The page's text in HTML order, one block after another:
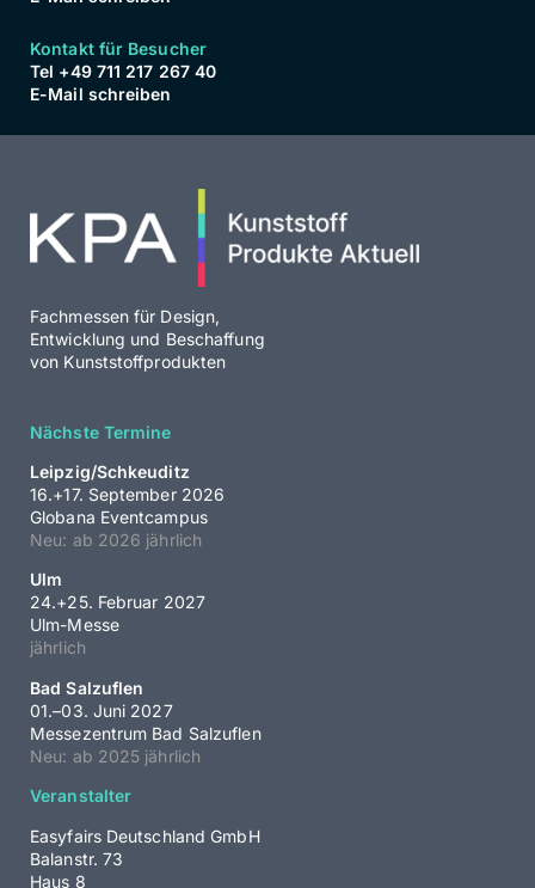
Kontakt für Besucher
Tel +49 711 217 267 40
E-Mail schreiben
Fachmessen für Design,
Entwicklung und Beschaffung
von Kunststoffprodukten
Nächste Termine
Leipzig/Schkeuditz
16.+17. September 2026
Globana Eventcampus
Neu: ab 2026 jährlich
Ulm
24.+25. Februar 2027
Ulm-Messe
jährlich
Bad Salzuflen
01.–03. Juni 2027
Messezentrum Bad Salzuflen
Neu: ab 2025 jährlich
Veranstalter
Easyfairs Deutschland GmbH
Balanstr. 73
Haus 8